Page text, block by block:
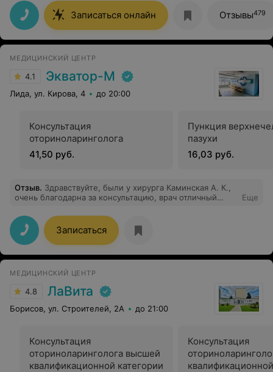
лечение. Однозначно рекомендую.
Записаться онлайн Отзывы479
МЕДИЦИНСКИЙ ЦЕНТР
4.1 Экватор-М
Лида, ул. Кирова, 4 до 20:00
Консультация
оториноларинголога
41,50 руб.
Пункция
пазухи
16,03 руб.
Отзыв. Здравствуйте, были у хирурга Каминская А. К.,
очень благодарна за консультацию, врач отличный
сказано, дианостика на лучшем уровне, несмотря на то
что ребёнок мой крайне возбужден был, она проявила
лояльность к его состоянию, что встречается не часто!
Очень довольна, советую.
Еще
Записаться
МЕДИЦИНСКИЙ ЦЕНТР
4.8 ЛаВита
Борисов, ул. Строителей, 2А до 21:00
Консультация
оториноларинголога высшей
квалификационной категории
Консультация